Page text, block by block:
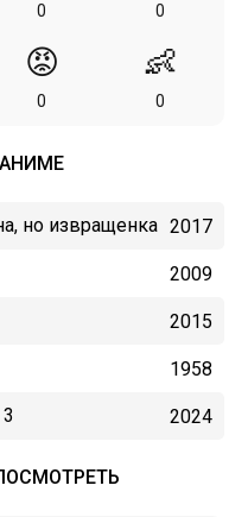
0 0
😡
0
👶
0
но извращенка 2017
2009
2015
1958
2024